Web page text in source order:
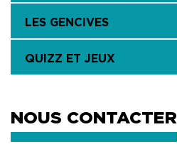
LES GENCIVES
QUIZZ ET JEUX
NOUS CONTACTER